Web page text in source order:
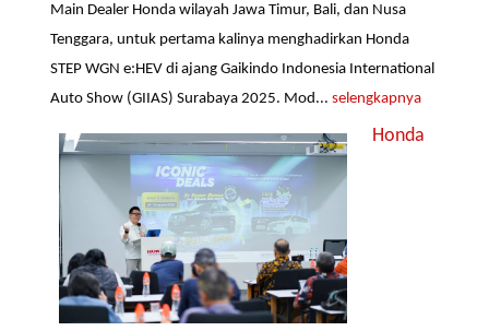
Main Dealer Honda wilayah Jawa Timur, Bali, dan Nusa
Tenggara, untuk pertama kalinya menghadirkan Honda
STEP WGN e:HEV di ajang Gaikindo Indonesia International
Auto Show (GIIAS) Surabaya 2025. Mod...selengkapnya
Honda